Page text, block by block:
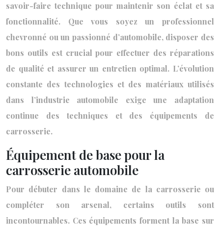
savoir-faire technique pour maintenir son éclat et sa
fonctionnalité. Que vous soyez un professionnel
chevronné ou un passionné d’automobile, disposer des
bons outils est crucial pour effectuer des réparations
de qualité et assurer un entretien optimal. L’évolution
constante des technologies et des matériaux utilisés
dans l’industrie automobile exige une adaptation
continue des techniques et des équipements de
carrosserie.
Équipement de base pour la
carrosserie automobile
Pour débuter dans le domaine de la carrosserie ou
compléter son arsenal, certains outils sont
incontournables. Ces équipements forment la base sur